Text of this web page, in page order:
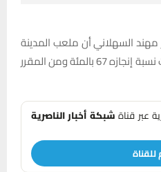
السهلاني أن ملعب المدينة
الرياضية في قضاء الشطرة بلغت نسبة إنجازه 67 بالمئة ومن المقرر
عبر قناةشبكة أخبار الناصرية